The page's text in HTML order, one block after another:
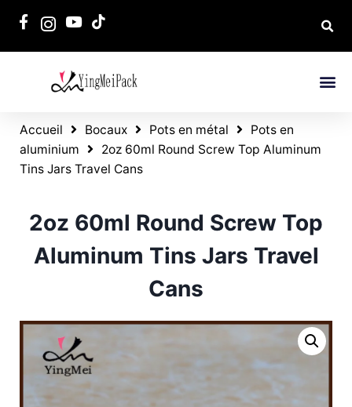
Accueil Bocaux Pots en métal
Pots en
aluminium
2oz 60ml Round Screw Top Aluminum
Tins Jars Travel Cans
2oz 60ml Round Screw Top
Aluminum Tins Jars Travel
Cans